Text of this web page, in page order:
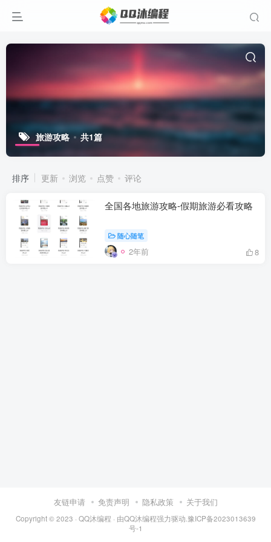
旅游攻略 共1篇
排序 更新 浏览 点赞 评论
全国各地旅游攻略-假期旅游必看攻略
随心随笔
2年前 8
友链申请 免责声明 隐私政策 关于我们
Copyright © 2023 · QQ沐编程 · 由QQ沐编程强力驱动. 豫ICP备2023013639
号-1